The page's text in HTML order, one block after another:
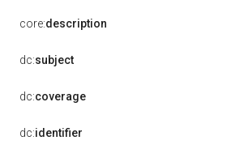
core:description
dc:subject
dc:coverage
dc:identifier